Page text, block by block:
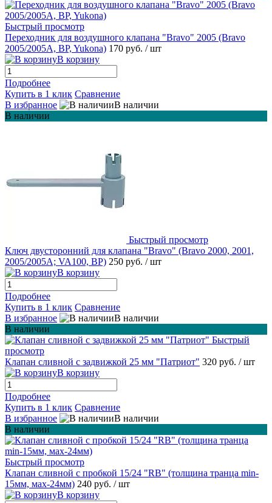
Быстрый просмотр
Переходник для воздушного клапана "Bravo" 2005 (Bravo
2005/2005A, BP, Yukona) 170 руб. / шт
В корзину
Подробнее
Купить в 1 клик Сравнение
В избранное
В наличии
В наличии
Быстрый просмотр
Ключ двусторонний для клапана "Bravo" (Bravo 2000, 2001,
2005/2005A; VA100, BP) 250 руб. / шт
В корзину
Подробнее
Купить в 1 клик Сравнение
В избранное
В наличии
В наличии
Быстрый
просмотр
Клапан сливной с задвижкой 25 мм "Патриот" 320 руб. / шт
В корзину
Подробнее
Купить в 1 клик Сравнение
В избранное
В наличии
В наличии
Быстрый просмотр
Клапан сливной с пробкой 15/24 "RB" (толщина транца min-
15мм, мах-24мм) 240 руб. / шт
В корзину